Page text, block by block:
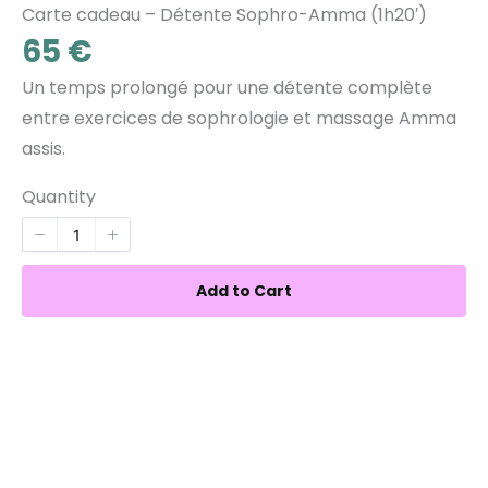
Carte cadeau – Détente Sophro-Amma (1h20′)
Now
65 €
Un temps prolongé pour une détente complète
entre exercices de sophrologie et massage Amma
assis.
Quantity
Add to Cart